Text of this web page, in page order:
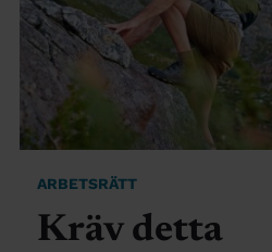
ARBETSRÄTT
Kräv detta